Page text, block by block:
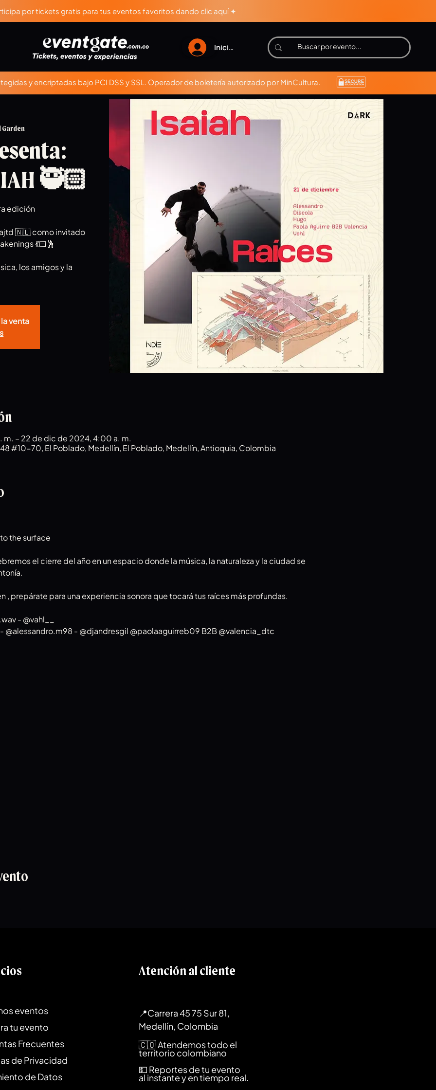
por tickets gratis para tus eventos favoritos dando clic aquí ✦
Iniciar sesión
y encriptadas bajo PCI DSS y SSL. Operador de boletería autorizado por MinCultura.
Garden
🥷🏻
edición
🇳🇱 como invitado
💃🏻🕺
los amigos y la
venta
– 22 de dic de 2024, 4:00 a. m.
#10-70, El Poblado, Medellín, El Poblado, Medellín, Antioquia, Colombia
the surface
el cierre del año en un espacio donde la música, la naturaleza y la ciudad se
, prepárate para una experiencia sonora que tocará tus raíces más profundas.
- @vahl__
- @djandresgil @paolaaguirreb09 B2B @valencia_dtc
eventos
tu evento
Frecuentes
de Privacidad
de Datos
Atención al cliente
📍Carrera 45 75 Sur 81,
Medellín, Colombia
🇨🇴 Atendemos todo el
territorio colombiano
💵 Reportes de tu evento
al instante y en tiempo real.